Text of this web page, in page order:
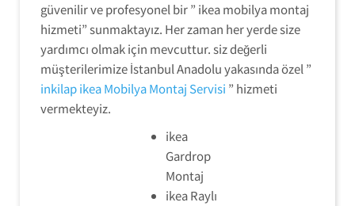
güvenilir ve profesyonel bir ” ikea mobilya montaj
hizmeti” sunmaktayız. Her zaman her yerde size
yardımcı olmak için mevcuttur. siz değerli
müşterilerimize İstanbul Anadolu yakasında özel ”
inkilap ikea Mobilya Montaj Servisi ” hizmeti
vermekteyiz.
ikea
Gardrop
Montaj
ikea Raylı